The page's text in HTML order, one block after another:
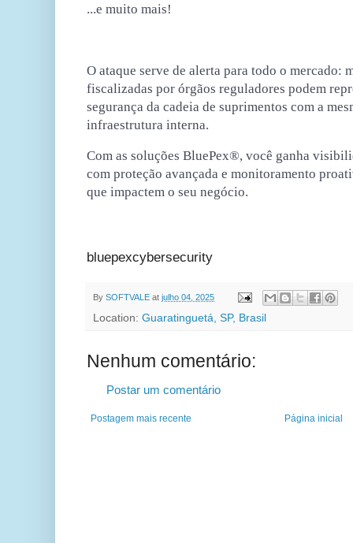
...e muito mais!
O ataque serve de alerta para todo o mercado:
fiscalizadas por órgãos reguladores podem
segurança da cadeia de suprimentos com a
infraestrutura interna.
Com as soluções BluePex®, você ganha
com proteção avançada e monitoramento
que impactem o seu negócio.
bluepexcybersecurity
By SOFTVALE at julho 04, 2025
Location: Guaratinguetá, SP, Brasil
Nenhum comentário:
Postar um comentário
Postagem mais recente Página inicial